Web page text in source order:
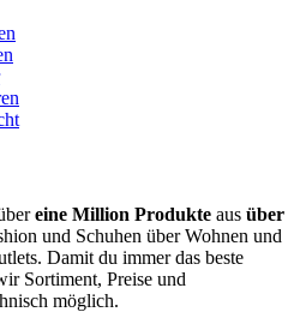
eine Million Produkte aus über
und Schuhen über Wohnen und
Damit du immer das beste
Sortiment, Preise und
möglich.